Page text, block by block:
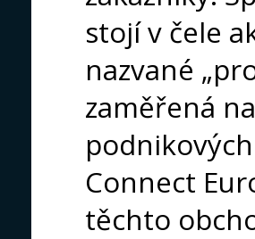
stojí v čele
nazvané
zaměřená
Connect
těchto